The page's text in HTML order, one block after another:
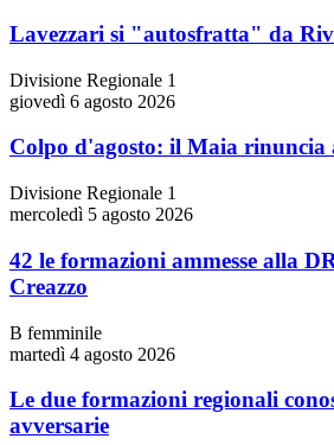
Lavezzari si "autosfratta" da
Divisione Regionale 1
giovedì 6 agosto 2026
Colpo d'agosto: il Maia rinuncia
Divisione Regionale 1
mercoledì 5 agosto 2026
42 le formazioni ammesse alla
Creazzo
B femminile
martedì 4 agosto 2026
Le due formazioni regionali
avversarie